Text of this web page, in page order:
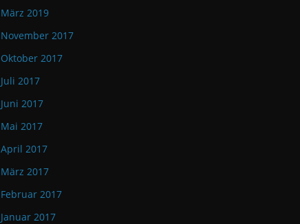
März 2019
November 2017
Oktober 2017
Juli 2017
Juni 2017
Mai 2017
April 2017
März 2017
Februar 2017
Januar 2017